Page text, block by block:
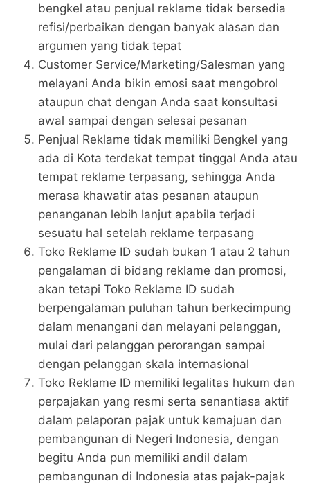
bengkel atau penjual reklame tidak bersedia
refisi/perbaikan dengan banyak alasan dan
argumen yang tidak tepat
Customer Service/Marketing/Salesman yang
melayani Anda bikin emosi saat mengobrol
ataupun chat dengan Anda saat konsultasi
awal sampai dengan selesai pesanan
Penjual Reklame tidak memiliki Bengkel yang
ada di Kota terdekat tempat tinggal Anda atau
tempat reklame terpasang, sehingga Anda
merasa khawatir atas pesanan ataupun
penanganan lebih lanjut apabila terjadi
sesuatu hal setelah reklame terpasang
Toko Reklame ID sudah bukan 1 atau 2 tahun
pengalaman di bidang reklame dan promosi,
akan tetapi Toko Reklame ID sudah
berpengalaman puluhan tahun berkecimpung
dalam menangani dan melayani pelanggan,
mulai dari pelanggan perorangan sampai
dengan pelanggan skala internasional
Toko Reklame ID memiliki legalitas hukum dan
perpajakan yang resmi serta senantiasa aktif
dalam pelaporan pajak untuk kemajuan dan
pembangunan di Negeri Indonesia, dengan
begitu Anda pun memiliki andil dalam
pembangunan di Indonesia atas pajak-pajak